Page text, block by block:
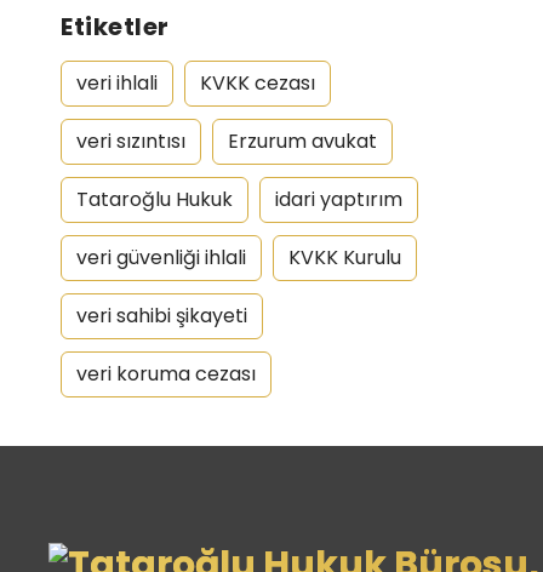
Etiketler
veri ihlali KVKK cezası
veri sızıntısı Erzurum avukat
Tataroğlu Hukuk idari yaptırım
veri güvenliği ihlali KVKK Kurulu
veri sahibi şikayeti
veri koruma cezası